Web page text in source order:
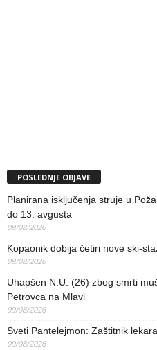
POSLEDNJE OBJAVE
Planirana isključenja struje u
do 13. avgusta
09/08/2026
Kopaonik dobija četiri nove ski-
09/08/2026
Uhapšen N.U. (26) zbog smrti
Petrovca na Mlavi
09/08/2026
Sveti Pantelejmon: Zaštitnik
09/08/2026